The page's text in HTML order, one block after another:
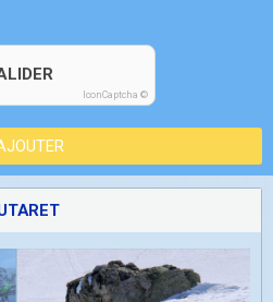
IconCaptcha ©